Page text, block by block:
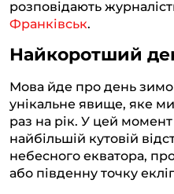
розповідають
Франківськ.
Найкоротший
Мова йде про день
унікальне явище, яке
раз на рік. У цей
найбільшій кутовій
небесного екватора,
або південну точку